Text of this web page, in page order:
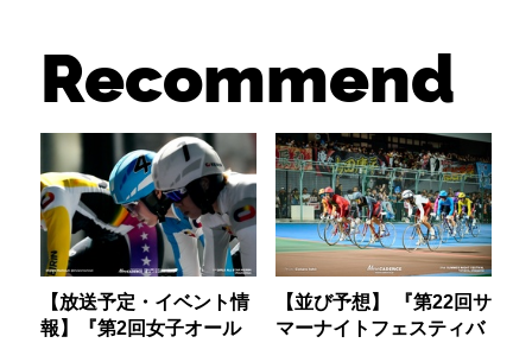
Recommend
【放送予定・イベント情
報】『第2回女子オール
【並び予想】 『第22回サ
マーナイトフェスティバ